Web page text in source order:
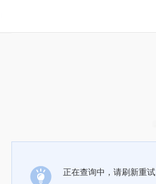
正在查询中，请刷新重试